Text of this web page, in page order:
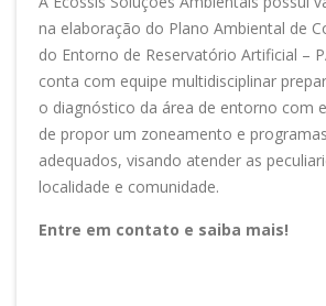
na elaboração do Plano Ambiental de
do Entorno de Reservatório Artificial –
conta com equipe multidisciplinar
o diagnóstico da área de entorno com
de propor um zoneamento e
adequados, visando atender as
localidade e comunidade.
Entre em contato e saiba mais!